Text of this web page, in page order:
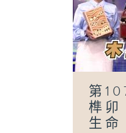
第
榫卯
生命